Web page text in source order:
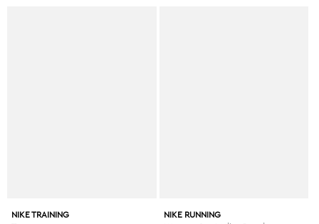
NIKE TRAINING NIKE RUNNING